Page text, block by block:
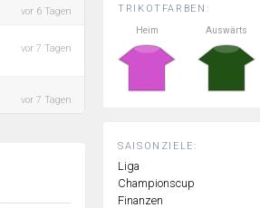
vor 6 Tagen
vor 7 Tagen
vor 7 Tagen
TRIKOTFARBEN:
Heim
Auswärts
SAISONZIELE:
Liga
Championscup
Finanzen